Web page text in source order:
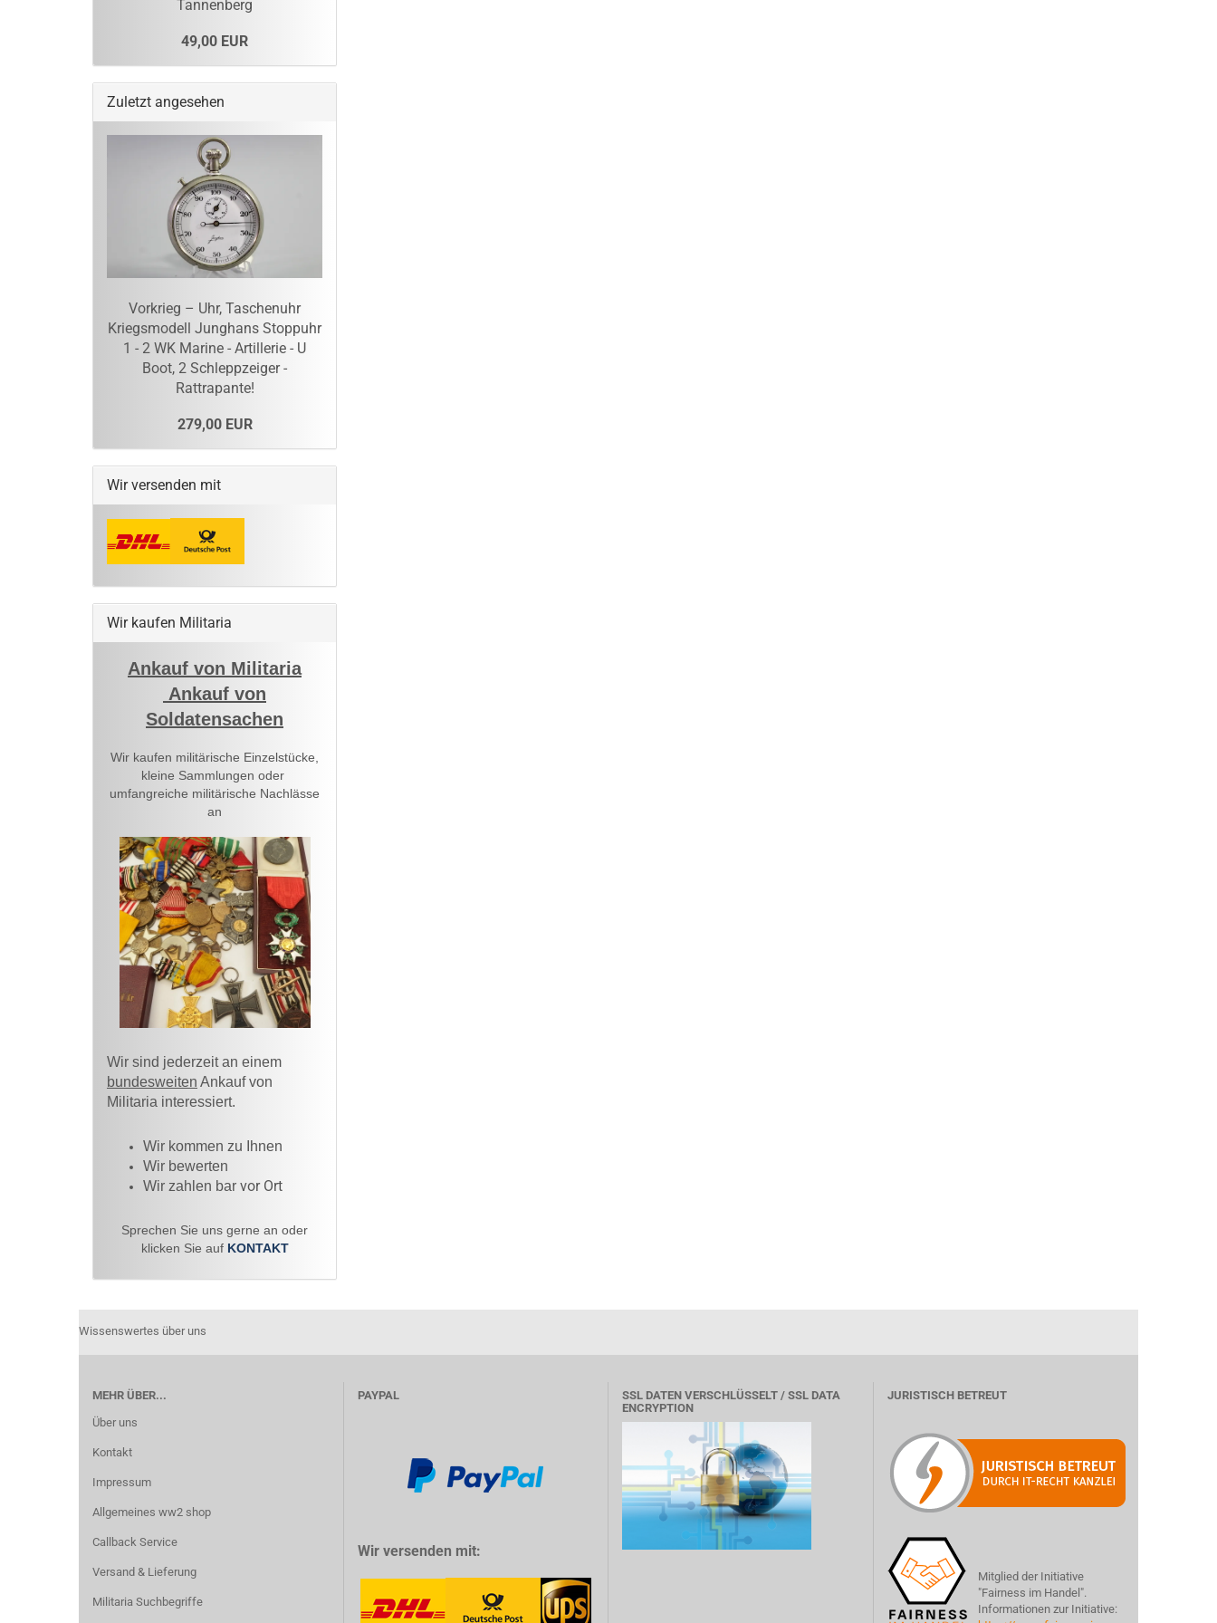
Tannenberg
49,00 EUR
Zuletzt angesehen
Vorkrieg – Uhr, Taschenuhr
Kriegsmodell Junghans Stoppuhr
1 - 2 WK Marine - Artillerie - U
Boot, 2 Schleppzeiger -
Rattrapante!
279,00 EUR
Wir versenden mit
Wir kaufen Militaria
Ankauf von Militaria
Ankauf von
Soldatensachen
Wir kaufen militärische Einzelstücke,
kleine Sammlungen oder
umfangreiche militärische Nachlässe
an
Wir sind jederzeit an einem
bundesweiten Ankauf von
Militaria interessiert.
Wir kommen zu Ihnen​
Wir bewerten
Wir zahlen bar vor Ort
Sprechen Sie uns gerne an oder
klicken Sie auf KONTAKT
Wissenswertes über uns
MEHR ÜBER...
Über uns
Kontakt
Impressum
Allgemeines ww2 shop
Callback Service
Versand & Lieferung
Militaria Suchbegriffe
PAYPAL
Wir versenden mit:
SSL DATEN VERSCHLÜSSELT / SSL DATA
ENCRYPTION
JURISTISCH BETREUT
Mitglied der Initiative
"Fairness im Handel".
Informationen zur Initiative: